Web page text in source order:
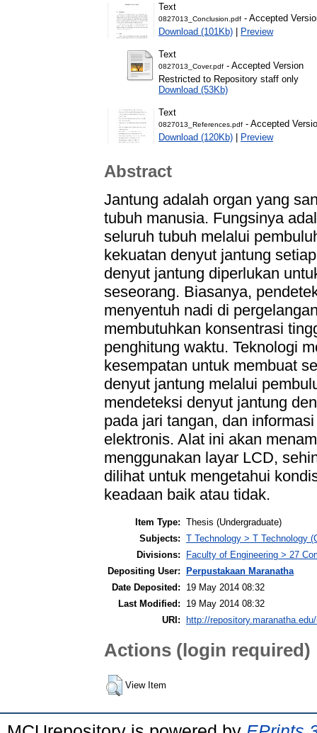
Text
0827013_Conclusion.pdf - Accepted
Download (101Kb) | Preview
Text
0827013_Cover.pdf - Accepted Version
Restricted to Repository staff only
Download (53Kb)
Text
0827013_References.pdf - Accepted
Download (120Kb) | Preview
Abstract
Jantung adalah organ yang
tubuh manusia. Fungsinya
seluruh tubuh melalui
kekuatan denyut jantung
denyut jantung diperlukan
seseorang. Biasanya,
menyentuh nadi di
membutuhkan konsentrasi
penghitung waktu. Teknologi
kesempatan untuk membuat
denyut jantung melalui
mendeteksi denyut jantung
pada jari tangan, dan
elektronis. Alat ini akan
menggunakan layar LCD,
dilihat untuk mengetahui
keadaan baik atau tidak.
Item Type: Thesis (Undergraduate)
Subjects: T Technology > T Technology
Divisions:
Faculty of Engineering > 27
Depositing User:
Perpustakaan Maranatha
Date Deposited:
19 May 2014 08:32
Last Modified:
19 May 2014 08:32
URI:
http://
Actions (login required)
View Item